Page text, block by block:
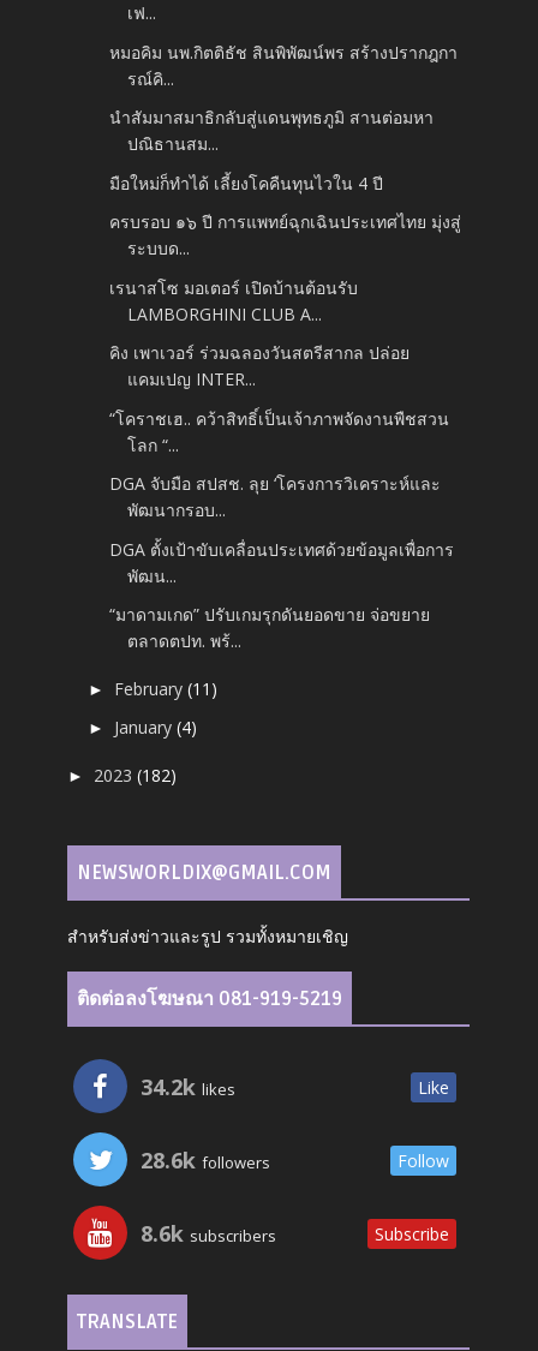
เฟ...
หมอคิม นพ.กิตติธัช สินพิพัฒน์พร สร้างปรากฎกา
รณ์คิ...
นำสัมมาสมาธิกลับสู่แดนพุทธภูมิ สานต่อมหา
ปณิธานสม...
มือใหม่ก็ทำได้ เลี้ยงโคคืนทุนไวใน 4 ปี
ครบรอบ ๑๖ ปี การแพทย์ฉุกเฉินประเทศไทย มุ่งสู่
ระบบด...
เรนาสโซ มอเตอร์ เปิดบ้านต้อนรับ
LAMBORGHINI CLUB A...
คิง เพาเวอร์ ร่วมฉลองวันสตรีสากล ปล่อย
แคมเปญ INTER...
“โคราชเฮ.. คว้าสิทธิ์เป็นเจ้าภาพจัดงานพืชสวน
โลก “...
DGA จับมือ สปสช. ลุย ‘โครงการวิเคราะห์และ
พัฒนากรอบ...
DGA ตั้งเป้าขับเคลื่อนประเทศด้วยข้อมูลเพื่อการ
พัฒน...
“มาดามเกด” ปรับเกมรุกดันยอดขาย จ่อขยาย
ตลาดตปท. พร้...
► February(11)
► January(4)
► 2023(182)
NEWSWORLDIX@GMAIL.COM
สำหรับส่งข่าวและรูป รวมทั้งหมายเชิญ
ติดต่อลงโฆษณา 081-919-5219
34.2k likes Like
28.6k followers Follow
8.6k subscribers Subscribe
TRANSLATE